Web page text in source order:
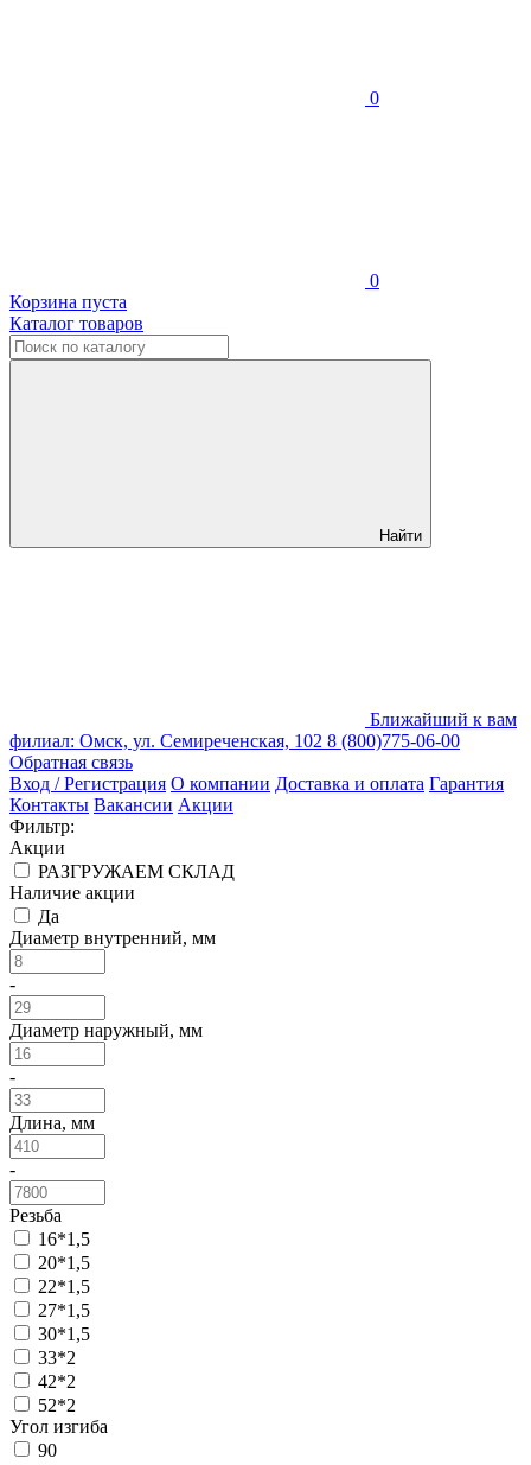
0
0
Корзина пуста
Каталог товаров
Найти
Ближайший к вам
филиал: Омск, ул. Семиреченская, 102 8 (800)775-06-00
Обратная связь
Вход / Регистрация О компании Доставка и оплата Гарантия
Контакты Вакансии Акции
Фильтр:
Акции
РАЗГРУЖАЕМ СКЛАД
Наличие акции
Да
Диаметр внутренний, мм
-
Диаметр наружный, мм
-
Длина, мм
-
Резьба
16*1,5
20*1,5
22*1,5
27*1,5
30*1,5
33*2
42*2
52*2
Угол изгиба
90